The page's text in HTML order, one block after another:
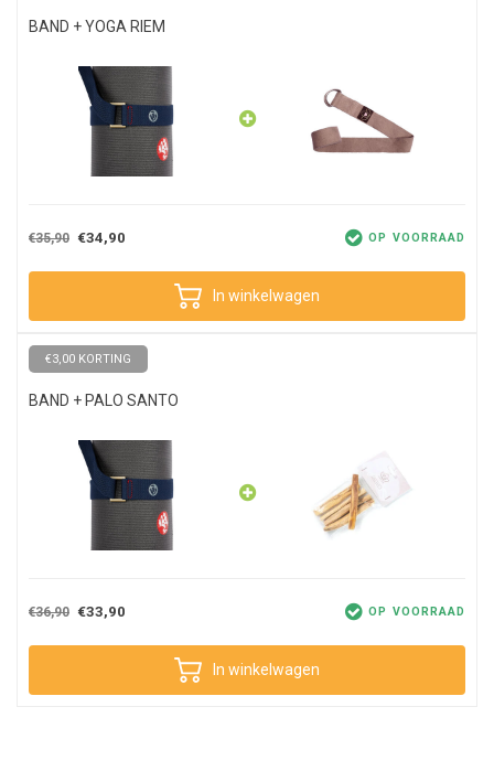
BAND + YOGA RIEM
€35,90 €34,90 OP VOORRAAD
In winkelwagen
€3,00 KORTING
BAND + PALO SANTO
€36,90 €33,90 OP VOORRAAD
In winkelwagen